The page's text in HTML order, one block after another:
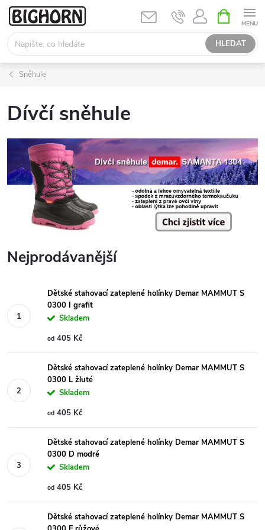
Přejít
obsah
HLEDAT
NÁKUPNÍ
KOŠÍK
Sněhule
Dívčí sněhule
Nejprodávanější
Dětské stahovací zateplené holínky Demar MAMMUT S
0300 I grafit
Skladem
od 405 Kč
Dětské stahovací zateplené holínky Demar MAMMUT S
0300 L žluté
Skladem
od 405 Kč
Dětské stahovací zateplené holínky Demar MAMMUT S
0300 D modré
Skladem
od 405 Kč
Dětské stahovací zateplené holínky Demar MAMMUT S